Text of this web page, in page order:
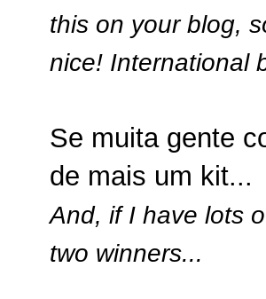
this on your blog,
nice! International
Se muita gente
de mais um kit...
And, if I have lots
two winners...